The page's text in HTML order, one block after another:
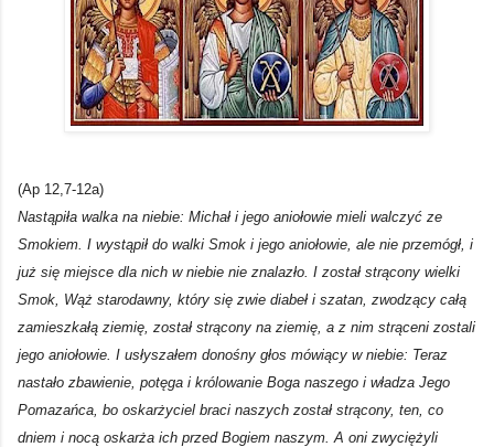
(Ap 12,7-12a)
Nastąpiła walka na niebie: Michał i jego aniołowie mieli walczyć ze
Smokiem. I wystąpił do walki Smok i jego aniołowie, ale nie przemógł, i
już się miejsce dla nich w niebie nie znalazło. I został strącony wielki
Smok, Wąż starodawny, który się zwie diabeł i szatan, zwodzący całą
zamieszkałą ziemię, został strącony na ziemię, a z nim strąceni zostali
jego aniołowie. I usłyszałem donośny głos mówiący w niebie: Teraz
nastało zbawienie, potęga i królowanie Boga naszego i władza Jego
Pomazańca, bo oskarżyciel braci naszych został strącony, ten, co
dniem i nocą oskarża ich przed Bogiem naszym. A oni zwyciężyli